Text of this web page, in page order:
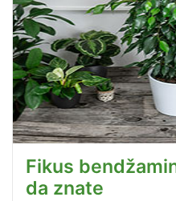
Fikus
da znate